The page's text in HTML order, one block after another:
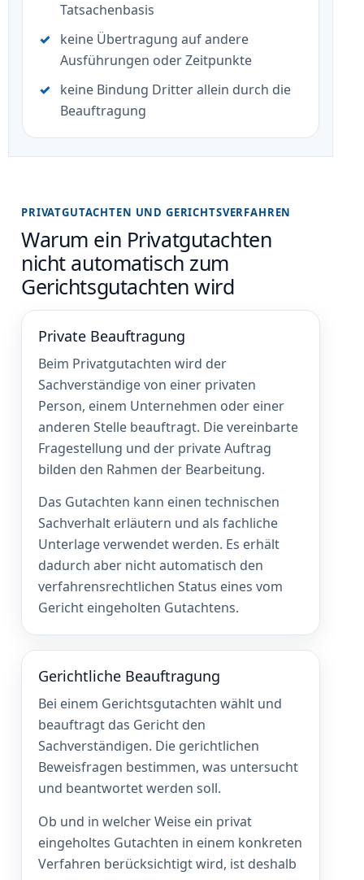
Tatsachenbasis
keine Übertragung auf andere
Ausführungen oder Zeitpunkte
keine Bindung Dritter allein durch die
Beauftragung
PRIVATGUTACHTEN UND GERICHTSVERFAHREN
Warum ein Privatgutachten
nicht automatisch zum
Gerichtsgutachten wird
Private Beauftragung
Beim Privatgutachten wird der
Sachverständige von einer privaten
Person, einem Unternehmen oder einer
anderen Stelle beauftragt. Die vereinbarte
Fragestellung und der private Auftrag
bilden den Rahmen der Bearbeitung.
Das Gutachten kann einen technischen
Sachverhalt erläutern und als fachliche
Unterlage verwendet werden. Es erhält
dadurch aber nicht automatisch den
verfahrensrechtlichen Status eines vom
Gericht eingeholten Gutachtens.
Gerichtliche Beauftragung
Bei einem Gerichtsgutachten wählt und
beauftragt das Gericht den
Sachverständigen. Die gerichtlichen
Beweisfragen bestimmen, was untersucht
und beantwortet werden soll.
Ob und in welcher Weise ein privat
eingeholtes Gutachten in einem konkreten
Verfahren berücksichtigt wird, ist deshalb